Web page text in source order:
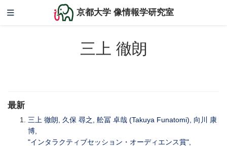
京都大学 像情報学研究室
三上 徹朗
最新
三上 徹朗, 久保 尋之, 舩冨 卓哉 (Takuya Funatomi), 向川 康
博,
"インタラクティブセッション・オーディエンス賞",